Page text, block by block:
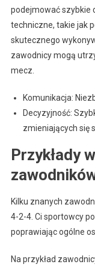
podejmować szybkie
techniczne, takie jak
skutecznego
zawodnicy mogą
mecz.
Komunikacja:
Decyzyjność:
zmieniających się
Przykłady
Kilku znanych
4-2-4. Ci sportowcy
poprawiając ogólne
Na przykład